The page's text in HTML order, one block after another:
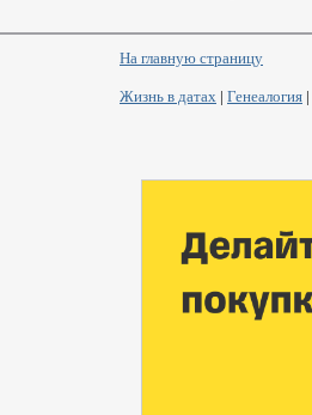
На главную страницу
Жизнь в датах | Генеалогия |